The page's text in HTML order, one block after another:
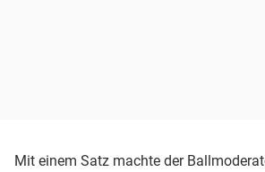
Mit einem Satz machte der